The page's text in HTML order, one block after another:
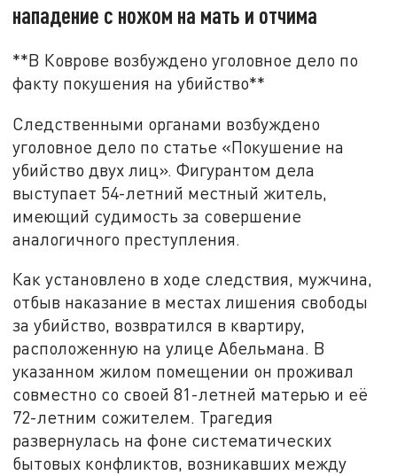
нападение с ножом на мать и отчима
**В Коврове возбуждено уголовное дело по
факту покушения на убийство**
Следственными органами возбуждено
уголовное дело по статье «Покушение на
убийство двух лиц». Фигурантом дела
выступает 54-летний местный житель,
имеющий судимость за совершение
аналогичного преступления.
Как установлено в ходе следствия, мужчина,
отбыв наказание в местах лишения свободы
за убийство, возвратился в квартиру,
расположенную на улице Абельмана. В
указанном жилом помещении он проживал
совместно со своей 81-летней матерью и её
72-летним сожителем. Трагедия
развернулась на фоне систематических
бытовых конфликтов, возникавших между